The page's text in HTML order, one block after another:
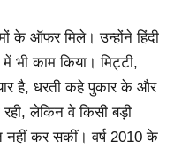
के ऑफर मिले। उन्होंने हिंदी
भी काम किया। मिट्टी,
है, धरती कहे पुकार के और
लेकिन वे किसी बड़ी
नहीं कर सकीं। वर्ष 2010 के